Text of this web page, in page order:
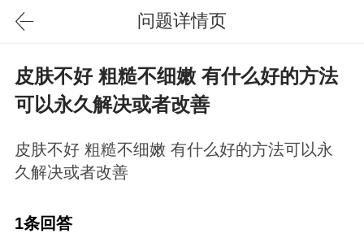
问题详情页
皮肤不好 粗糙不细嫩 有什么好的方法
可以永久解决或者改善
皮肤不好 粗糙不细嫩 有什么好的方法可以永
久解决或者改善
1条回答